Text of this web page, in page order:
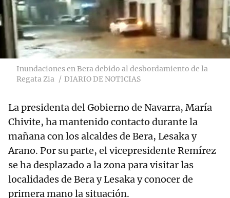
Inundaciones en Bera debido al desbordamiento de la
Regata Zia
DIARIO DE NOTICIAS
La presidenta del Gobierno de Navarra, María
Chivite, ha mantenido contacto durante la
mañana con los alcaldes de Bera, Lesaka y
Arano. Por su parte, el vicepresidente Remírez
se ha desplazado a la zona para visitar las
localidades de Bera y Lesaka y conocer de
primera mano la situación.